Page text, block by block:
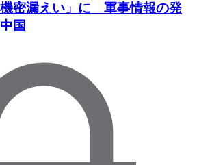
機密漏えい」に 軍事情報の発
国